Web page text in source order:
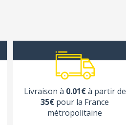
Livraison à 0.01€à partir de
35€ pour la France
métropolitaine